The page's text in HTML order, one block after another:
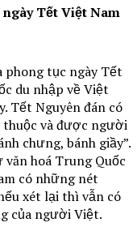
Tết Việt Nam
phong tục ngày Tết
du nhập về Việt
Tết Nguyên đán có
và được người
chưng, bánh giầy”.
hoá Trung Quốc
có những nét
xét lại thì vẫn có
của người Việt.